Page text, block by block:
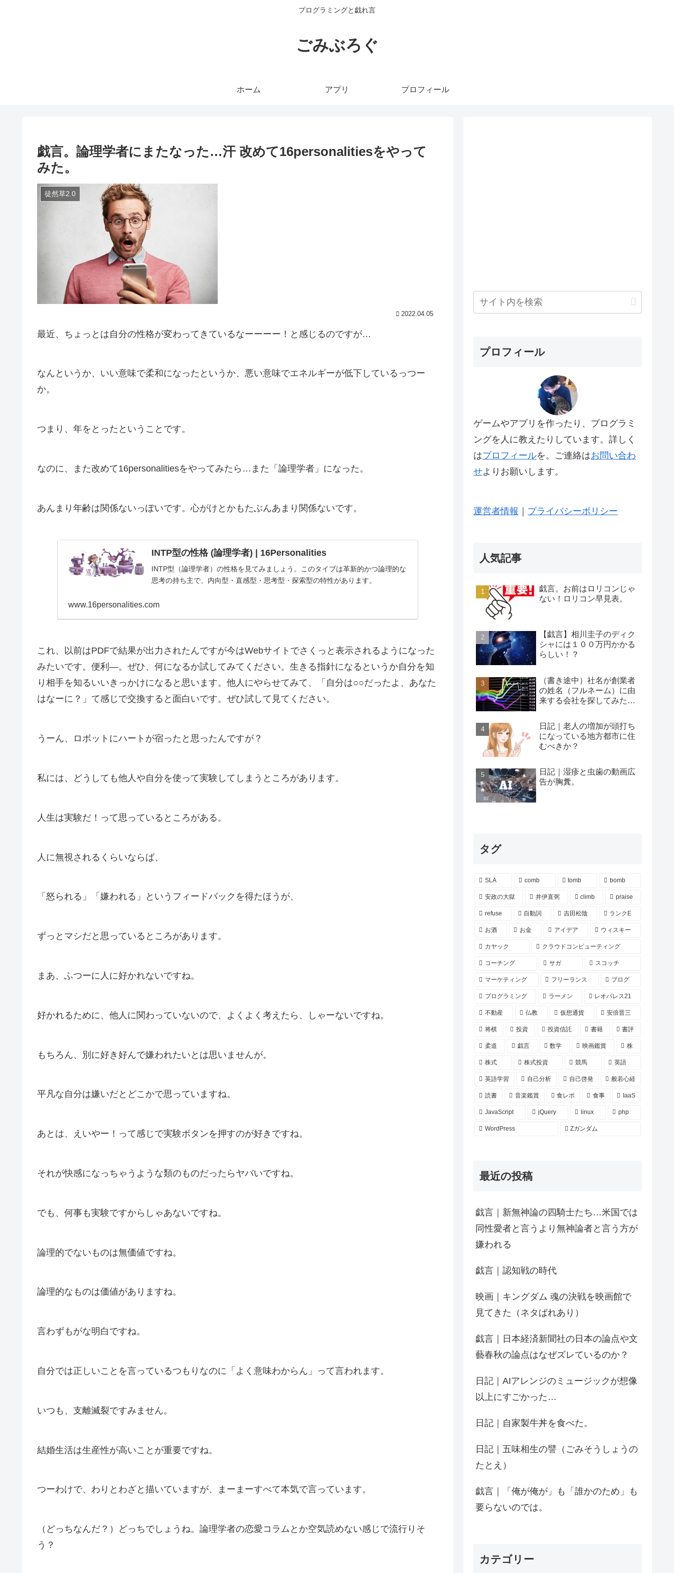
プログラミングと戯れ言
ごみぶろぐ
ホーム アプリ プロフィール
戯言。論理学者にまたなった…汗 改めて16personalitiesをやって
みた。
徒然草2.0
2022.04.05
最近、ちょっとは自分の性格が変わってきているなーーーー！と感じるのですが…
なんというか、いい意味で柔和になったというか、悪い意味でエネルギーが低下しているっつー
か。
つまり、年をとったということです。
なのに、また改めて16personalitiesをやってみたら…また「論理学者」になった。
あんまり年齢は関係ないっぽいです。心がけとかもたぶんあまり関係ないです。
INTP型の性格 (論理学者) | 16Personalities
INTP型（論理学者）の性格を見てみましょう。このタイプは革新的かつ論理的な
思考の持ち主で、内向型・直感型・思考型・探索型の特性があります。
www.16personalities.com
これ、以前はPDFで結果が出力されたんですが今はWebサイトでさくっと表示されるようになった
みたいです。便利―。ぜひ、何になるか試してみてください。生きる指針になるというか自分を知
り相手を知るいいきっかけになると思います。他人にやらせてみて、「自分は○○だったよ、あなた
はなーに？」て感じで交換すると面白いです。ぜひ試して見てください。
うーん、ロボットにハートが宿ったと思ったんですが？
私には、どうしても他人や自分を使って実験してしまうところがあります。
人生は実験だ！って思っているところがある。
人に無視されるくらいならば、
「怒られる」「嫌われる」というフィードバックを得たほうが、
ずっとマシだと思っているところがあります。
まあ、ふつーに人に好かれないですね。
好かれるために、他人に関わっていないので、よくよく考えたら、しゃーないですね。
もちろん、別に好き好んで嫌われたいとは思いませんが。
平凡な自分は嫌いだとどこかで思っていますね。
あとは、えいやー！って感じで実験ボタンを押すのが好きですね。
それが快感になっちゃうような類のものだったらヤバいですね。
でも、何事も実験ですからしゃあないですね。
論理的でないものは無価値ですね。
論理的なものは価値がありますね。
言わずもがな明白ですね。
自分では正しいことを言っているつもりなのに「よく意味わからん」って言われます。
いつも、支離滅裂ですみません。
結婚生活は生産性が高いことが重要ですね。
つーわけで、わりとわざと描いていますが、まーまーすべて本気で言っています。
（どっちなんだ？）どっちでしょうね。論理学者の恋愛コラムとか空気読めない感じで流行りそ
う？
プロフィール
ゲームやアプリを作ったり、プログラミ
ングを人に教えたりしています。詳しく
はプロフィールを。ご連絡はお問い合わ
せよりお願いします。
運営者情報 プライバシーポリシー
人気記事
戯言。お前はロリコンじゃ
ない！ロリコン早見表。
【戯言】相川圭子のディク
シャには１００万円かかる
らしい！？
（書き途中）社名が創業者
の姓名（フルネーム）に由
来する会社を探してみた…
日記｜老人の増加が頭打ち
になっている地方都市に住
むべきか？
日記｜湿疹と虫歯の動画広
告が胸糞。
タグ
SLA comb tomb bomb
安政の大獄 井伊直弼 climb praise
refuse 自動詞 吉田松陰 ランクE
お酒 お金 アイデア ウィスキー
カヤック クラウドコンピューティング
コーチング サガ スコッチ
マーケティング フリーランス ブログ
プログラミング ラーメン レオパレス21
不動産 仏教 仮想通貨 安倍晋三
将棋 投資 投資信託 書籍 書評
柔道 戯言 数学 映画鑑賞 株
株式 株式投資 競馬 英語
英語学習 自己分析 自己啓発 般若心経
読書 音楽鑑賞 食レポ 食事 IaaS
JavaScript jQuery linux php
WordPress Zガンダム
最近の投稿
戯言｜新無神論の四騎士たち…米国では
同性愛者と言うより無神論者と言う方が
嫌われる
戯言｜認知戦の時代
映画｜キングダム 魂の決戦を映画館で
見てきた（ネタばれあり）
戯言｜日本経済新聞社の日本の論点や文
藝春秋の論点はなぜズレているのか？
日記｜AIアレンジのミュージックが想像
以上にすごかった…
日記｜自家製牛丼を食べた。
日記｜五味相生の譬（ごみそうしょうの
たとえ）
戯言｜「俺が俺が」も「誰かのため」も
要らないのでは。
カテゴリー